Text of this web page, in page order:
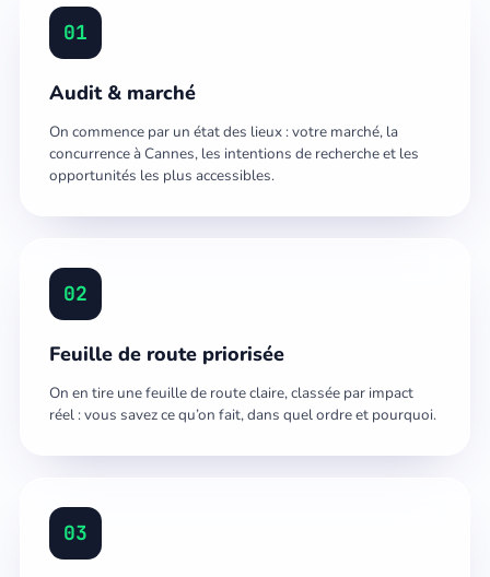
01
Audit & marché
On commence par un état des lieux : votre marché, la
concurrence à Cannes, les intentions de recherche et les
opportunités les plus accessibles.
02
Feuille de route priorisée
On en tire une feuille de route claire, classée par impact
réel : vous savez ce qu’on fait, dans quel ordre et pourquoi.
03